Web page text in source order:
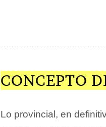
CONCEPTO
Lo provincial, en